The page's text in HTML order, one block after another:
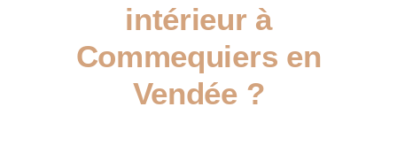
intérieur à
Commequiers en
Vendée ?